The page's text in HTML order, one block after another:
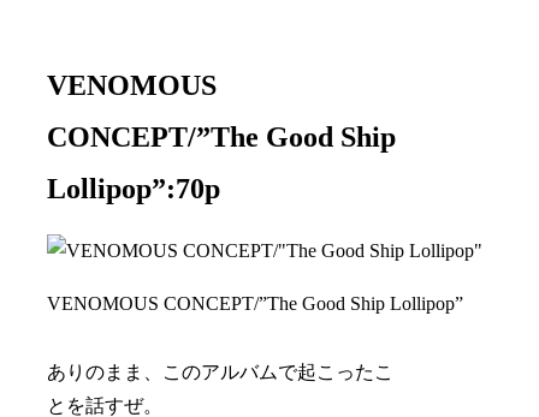
VENOMOUS
CONCEPT/”The Good Ship
Lollipop”:70p
VENOMOUS CONCEPT/”The Good Ship Lollipop”
ありのまま、このアルバムで起こったこ
とを話すぜ。